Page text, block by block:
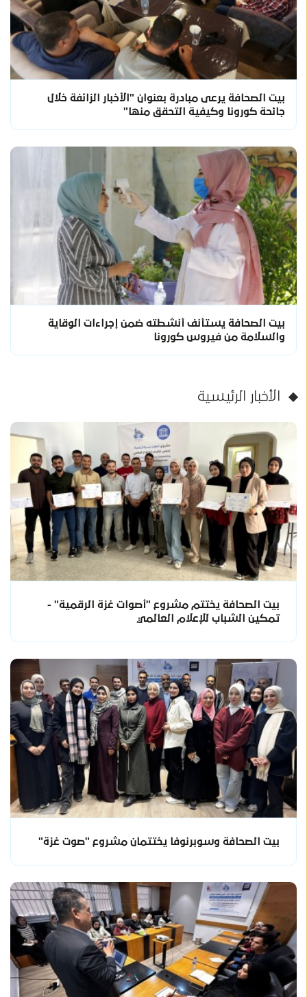
بيت الصحافة يرعى مبادرة بعنوان "الأخبار الزائفة خلال
جائحة كورونا وكيفية التحقق منها"
بيت الصحافة يستأنف أنشطته ضمن إجراءات الوقاية
والسلامة من فيروس كورونا
الأخبار الرئيسية
بيت الصحافة يختتم مشروع "أصوات غزة الرقمية" -
تمكين الشباب للإعلام العالمي
بيت الصحافة وسوبرنوفا يختتمان مشروع "صوت غزة"